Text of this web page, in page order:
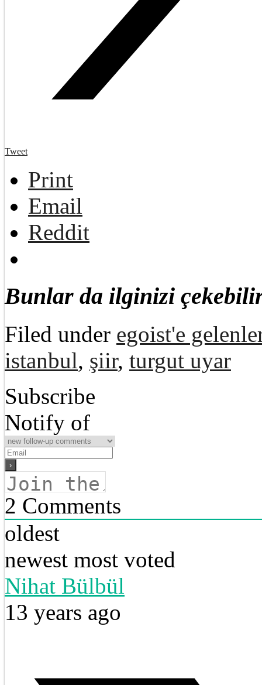
Tweet
Print
Email
Reddit
Bunlar da ilginizi
Filed under egoist'e
istanbul, şiir, turgut uyar
Subscribe
Notify of
2 Comments
oldest
newest most voted
Nihat Bülbül
13 years ago